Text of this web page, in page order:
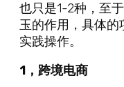
也只是1-2种，至
玉的作用，具体
实践操作。
1，跨境电商